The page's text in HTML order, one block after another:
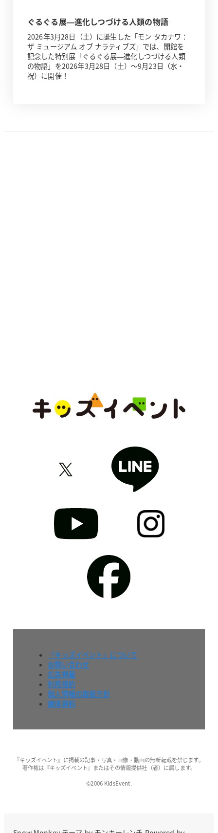
ぐるぐる展—進化しつづける人類の物語
2026年3月28日（土）に誕生した「モン タカナワ：
ザ ミュージアム オブ ナラティブズ」では、開館を
記念した特別展「ぐるぐる展—進化しつづける人類
の物語」を2026年3月28日（土）～9月23日（水・
祝）に開催！
『キッズイベント』について
お問い合わせ
広告掲載
利用規約
個人情報の取扱方針
媒体資料
『キッズイベント』に掲載の記事・写真・画像・動画の無断転載を禁じます。
著作権は『キッズイベント』またはその情報提供社（者）に属します。
©2006 KidsEvent.